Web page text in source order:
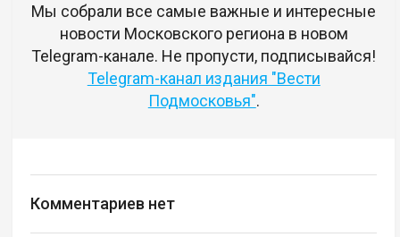
Мы собрали все самые важные и интересные
новости Московского региона в новом
Telegram-канале. Не пропусти, подписывайся!
Telegram-канал издания "Вести
Подмосковья".
Комментариев нет